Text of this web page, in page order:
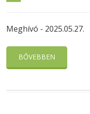
Meghívó - 2025.05.27.
BŐVEBBEN